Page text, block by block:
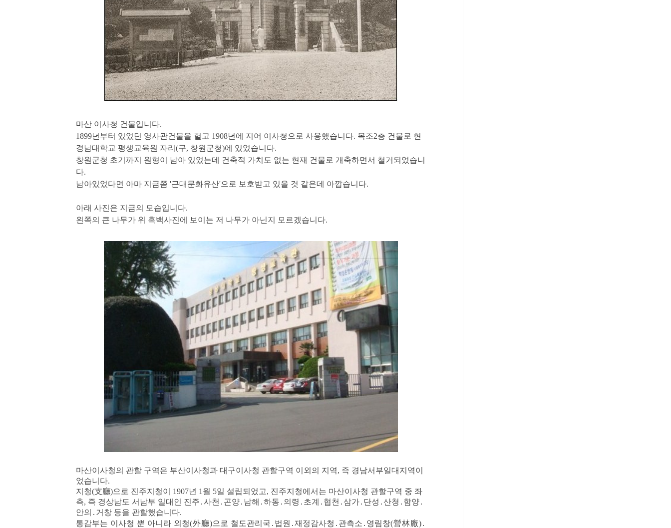
마산 이사청 건물입니다.
1899년부터 있었던 영사관건물을 헐고 1908년에 지어 이사청으로 사용했습니다. 목조2층 건물로 현
경남대학교 평생교육원 자리(구, 창원군청)에 있었습니다.
창원군청 초기까지 원형이 남아 있었는데 건축적 가치도 없는 현재 건물로 개축하면서 철거되었습니
다.
남아있었다면 아마 지금쯤 '근대문화유산'으로 보호받고 있을 것 같은데 아깝습니다.
아래 사진은 지금의 모습입니다.
왼쪽의 큰 나무가 위 흑백사진에 보이는 저 나무가 아닌지 모르겠습니다.
마산이사청의 관할 구역은 부산이사청과 대구이사청 관할구역 이외의 지역, 즉 경남서부일대지역이
었습니다.
지청(支廳)으로 진주지청이 1907년 1월 5일 설립되었고, 진주지청에서는 마산이사청 관할구역 중 좌
측, 즉 경상남도 서남부 일대인 진주․사천․곤양․남해․하동․의령․초계․협천․삼가․단성․산청․함양․
안의․거창 등을 관할했습니다.
통감부는 이사청 뿐 아니라 외청(外廳)으로 철도관리국․법원․재정감사청․관측소․영림창(營林廠)․